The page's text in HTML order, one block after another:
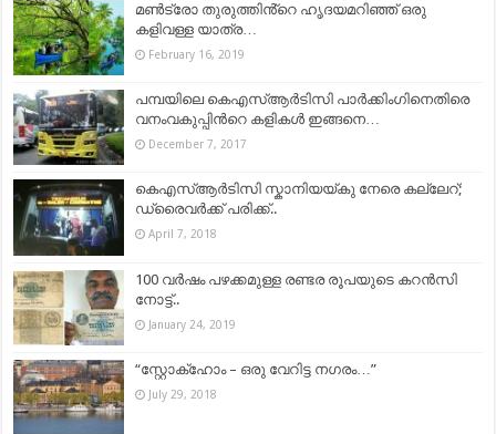
മൺട്രോ തുരുത്തിൻ്റെ ഹൃദയമറിഞ്ഞ് ഒരു
കളിവള്ള യാത്ര…
February 16, 2019
പമ്പയിലെ കെഎസ്ആർടിസി പാർക്കിംഗിനെതിരെ
വനംവകുപ്പിന്‍റെ കളികള്‍ ഇങ്ങനെ…
December 7, 2017
കെഎസ്ആര്‍ടിസി സ്കാനിയയ്കു നേരെ കല്ലേറ്;
ഡ്രൈവര്‍ക്ക് പരിക്ക്..
April 7, 2018
100 വർഷം പഴക്കമുള്ള രണ്ടര രൂപയുടെ കറൻസി
നോട്ട്..
January 24, 2019
“സ്റ്റോക്ഹോം – ഒരു വേറിട്ട നഗരം…”
July 29, 2018